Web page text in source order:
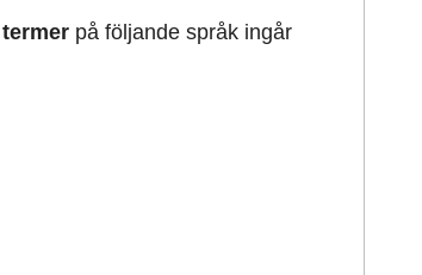
termer på följande språk ingår